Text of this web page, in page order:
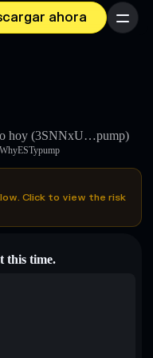
ahora Menú
hoy (3SNNxU…pump)
Click to view the risk
this time.